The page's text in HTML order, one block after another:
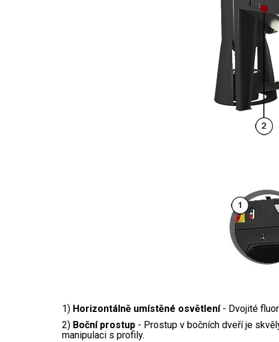
1) Horizontálně umístěné osvětlení - Dvojité
2) Boční prostup - Prostup v bočních dveří je
manipulaci s profily.